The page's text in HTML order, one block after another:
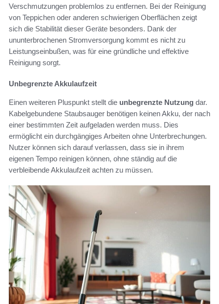
Verschmutzungen problemlos zu entfernen. Bei der Reinigung
von Teppichen oder anderen schwierigen Oberflächen zeigt
sich die Stabilität dieser Geräte besonders. Dank der
ununterbrochenen Stromversorgung kommt es nicht zu
Leistungseinbußen, was für eine gründliche und effektive
Reinigung sorgt.
Unbegrenzte Akkulaufzeit
Einen weiteren Pluspunkt stellt die unbegrenzte Nutzung dar.
Kabelgebundene Staubsauger benötigen keinen Akku, der nach
einer bestimmten Zeit aufgeladen werden muss. Dies
ermöglicht ein durchgängiges Arbeiten ohne Unterbrechungen.
Nutzer können sich darauf verlassen, dass sie in ihrem
eigenen Tempo reinigen können, ohne ständig auf die
verbleibende Akkulaufzeit achten zu müssen.